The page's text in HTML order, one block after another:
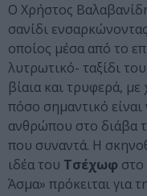
Ο Χρήστος
σανίδι
οποίος μέσα από το
λυτρωτικό- ταξίδι
βίαια και τρυφερά,
πόσο σημαντικό
ανθρώπου στο διάβα
που συναντά. Η
ιδέα του Τσέχωφ στο
Άσμα» πρόκειται για